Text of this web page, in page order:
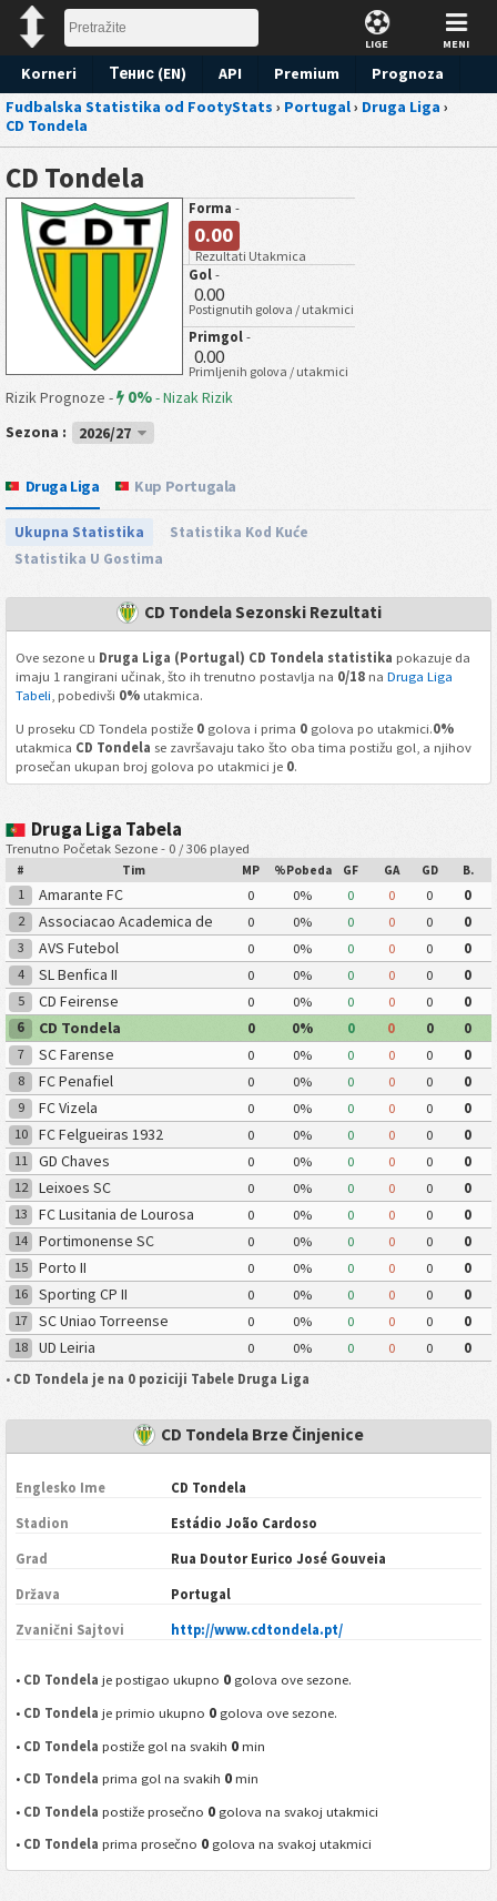
LIGE MENI
Korneri Тенис (EN) API Premium
Prognoza
Fudbalska Statistika od FootyStats › Portugal› Druga Liga ›
CD Tondela
CD Tondela
Forma -
0.00
Rezultati Utakmica
Gol -
0.00
Postignutih golova / utakmici
Primgol -
0.00
Primljenih golova / utakmici
Rizik Prognoze - 0%-Nizak Rizik
Sezona :
2026/27
Druga Liga Kup Portugala
Ukupna Statistika
Statistika Kod Kuće
Statistika U Gostima
CD Tondela Sezonski Rezultati
Ove sezone u Druga Liga (Portugal) CD Tondela statistika pokazuje da
imaju 1 rangirani učinak, što ih trenutno postavlja na 0/18na Druga Liga
Tabeli, pobedivši 0%utakmica.
U proseku CD Tondela postiže 0golova i prima 0golova po utakmici.0%
utakmica CD Tondela se završavaju tako što oba tima postižu gol, a njihov
prosečan ukupan broj golova po utakmici je 0.
Druga Liga Tabela
Trenutno Početak Sezone - 0 / 306 played
# Tim MP %Pobeda GF GA GD B.
1 Amarante FC 0 0% 0 0 0
0
2
Associacao Academica de
Coimbra OAF
0 0% 0 0 0
0
3
AVS Futebol 0 0% 0 0 0
0
4
SL Benfica II 0 0% 0 0 0
0
5
CD Feirense 0 0% 0 0 0
0
6
CD Tondela 0 0% 0 0 0
0
7
SC Farense 0 0% 0 0 0
0
8
FC Penafiel 0 0% 0 0 0
0
9
FC Vizela 0 0% 0 0 0
0
10
FC Felgueiras 1932 0 0% 0 0 0
0
11
GD Chaves 0 0% 0 0 0
0
12
Leixoes SC 0 0% 0 0 0
0
13
FC Lusitania de Lourosa 0 0% 0 0 0
0
14
Portimonense SC 0 0% 0 0 0
0
15
Porto II 0 0% 0 0 0
0
16
Sporting CP II 0 0% 0 0 0
0
17
SC Uniao Torreense 0 0% 0 0 0
0
18
UD Leiria 0 0% 0 0 0
0
• CD Tondela je na 0 poziciji Tabele Druga Liga
CD Tondela Brze Činjenice
Englesko Ime CD Tondela
Stadion Estádio João Cardoso
Grad Rua Doutor Eurico José Gouveia
Država Portugal
Zvanični Sajtovi http://www.cdtondela.pt/
• CD Tondela je postigao ukupno 0 golova ove sezone.
• CD Tondela je primio ukupno 0 golova ove sezone.
• CD Tondela postiže gol na svakih 0 min
• CD Tondela prima gol na svakih 0 min
• CD Tondela postiže prosečno 0 golova na svakoj utakmici
• CD Tondela prima prosečno 0 golova na svakoj utakmici